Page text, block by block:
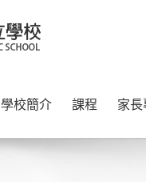
學校簡介 課程 家